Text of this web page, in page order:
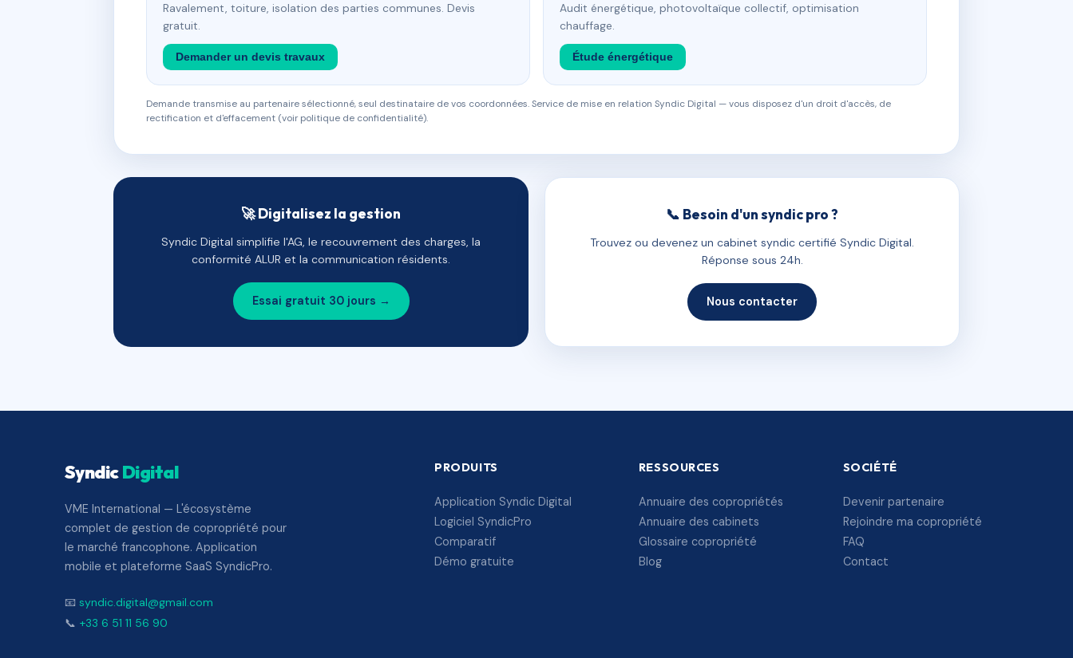
Ravalement, toiture, isolation des parties communes. Devis
gratuit.
Demander un devis travaux
Audit énergétique, photovoltaïque collectif, optimisation
chauffage.
Étude énergétique
Demande transmise au partenaire sélectionné, seul destinataire de vos coordonnées. Service de mise en relation Syndic Digital — vous disposez d'un droit d'accès, de
rectification et d'effacement (voir politique de confidentialité).
🚀 Digitalisez la gestion
Syndic Digital simplifie l'AG, le recouvrement des charges, la
conformité ALUR et la communication résidents.
Essai gratuit 30 jours →
📞 Besoin d'un syndic pro ?
Trouvez ou devenez un cabinet syndic certifié Syndic Digital.
Réponse sous 24h.
Nous contacter
SyndicDigital
VME International — L'écosystème
complet de gestion de copropriété pour
le marché francophone. Application
mobile et plateforme SaaS SyndicPro.
📧 syndic.digital@gmail.com
📞 +33 6 51 11 56 90
PRODUITS
Application Syndic Digital
Logiciel SyndicPro
Comparatif
Démo gratuite
RESSOURCES
Annuaire des copropriétés
Annuaire des cabinets
Glossaire copropriété
Blog
SOCIÉTÉ
Devenir partenaire
Rejoindre ma copropriété
FAQ
Contact